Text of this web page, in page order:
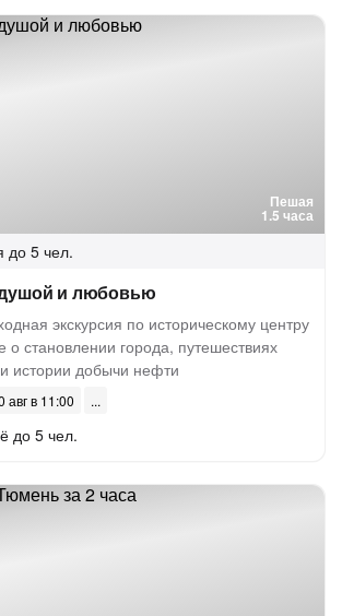
Пешая
1.5 часа
до 5 чел.
и любовью
экскурсия по историческому центру
становлении города, путешествиях
истории добычи нефти
авг в 11:00
до 5 чел.